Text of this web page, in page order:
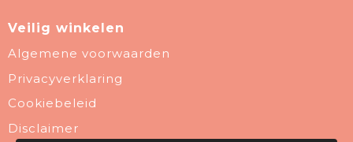
Veilig winkelen
Algemene voorwaarden
Privacyverklaring
Cookiebeleid
Disclaimer